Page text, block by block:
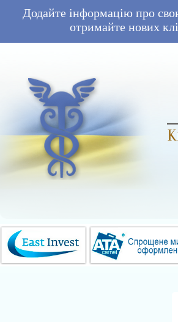
Додайте інформацію про
отримайте нових